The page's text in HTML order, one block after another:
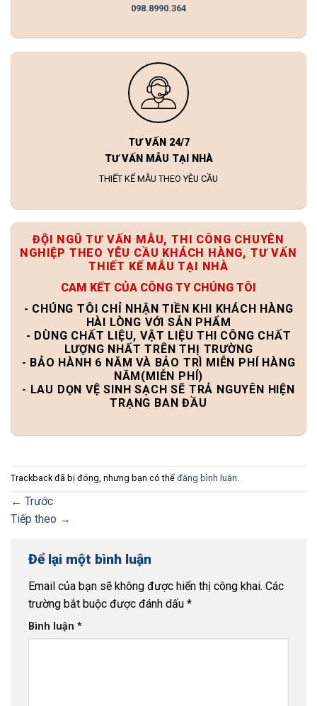
098.8990.364
TƯ VẤN 24/7
TƯ VẤN MẪU TẠI NHÀ
THIẾT KẾ MẪU THEO YÊU CẦU
ĐỘI NGŨ TƯ VẤN MẪU, THI CÔNG CHUYÊN
NGHIỆP THEO YÊU CẦU KHÁCH HÀNG, TƯ VẤN
THIẾT KẾ MẪU TẠI NHÀ
CAM KẾT CỦA CÔNG TY CHÚNG TÔI
- CHÚNG TÔI CHỈ NHẬN TIỀN KHI KHÁCH HÀNG
HÀI LÒNG VỚI SẢN PHẨM
- DÙNG CHẤT LIỆU, VẬT LIỆU THI CÔNG CHẤT
LƯỢNG NHẤT TRÊN THỊ TRƯỜNG
- BẢO HÀNH 6 NĂM VÀ BẢO TRÌ MIỄN PHÍ HÀNG
NĂM(MIỄN PHÍ)
- LAU DỌN VỆ SINH SẠCH SẼ TRẢ NGUYÊN HIỆN
TRẠNG BAN ĐẦU
Trackback đã bị đóng, nhưng bạn có thể đăng bình luận.
← Trước
Tiếp theo →
Để lại một bình luận
Email của bạn sẽ không được hiển thị công khai. Các
trường bắt buộc được đánh dấu *
Bình luận *